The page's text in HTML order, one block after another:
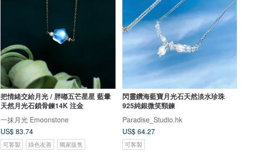
把情緒交給月光 / 胖嘟五芒星星 藍暈
天然月光石鎖骨鍊14K 注金
一抹月光 Emoonstone
US$ 83.74
可客製 綠色友善 獨家販售
閃靈鑽海藍寶月光石天然淡水珍珠
925純銀微笑頸鍊
Paradise_Studio.hk
US$ 64.27
可客製